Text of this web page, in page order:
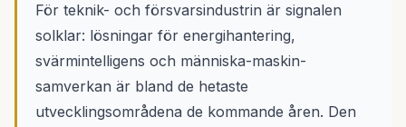
För teknik- och försvarsindustrin är signalen
solklar: lösningar för energihantering,
svärmintelligens och människa-maskin-
samverkan är bland de hetaste
utvecklingsområdena de kommande åren. Den